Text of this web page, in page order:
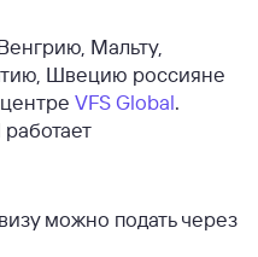
Мальту,
Швецию россияне
VFS Global.
можно подать через